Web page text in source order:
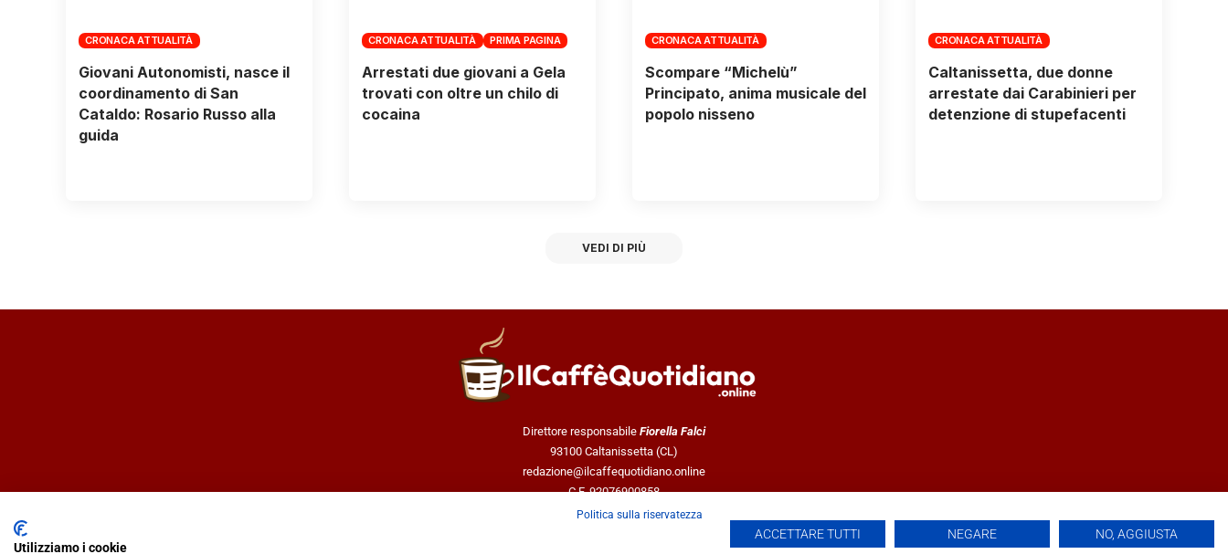
CRONACA ATTUALITÀ
Giovani Autonomisti, nasce il
coordinamento di San
Cataldo: Rosario Russo alla
guida
CRONACA ATTUALITÀ PRIMA PAGINA
Arrestati due giovani a Gela
trovati con oltre un chilo di
cocaina
CRONACA ATTUALITÀ
Scompare “Michelù”
Principato, anima musicale del
popolo nisseno
CRONACA ATTUALITÀ
Caltanissetta, due donne
arrestate dai Carabinieri per
detenzione di stupefacenti
VEDI DI PIÙ
Direttore responsabile Fiorella Falci
93100 Caltanissetta (CL)
redazione@ilcaffequotidiano.online
C.F. 92076900858
Chi siamo
Politica sulla riservatezza
Utilizziamo i cookie
ACCETTARE TUTTI NEGARE NO, AGGIUSTA